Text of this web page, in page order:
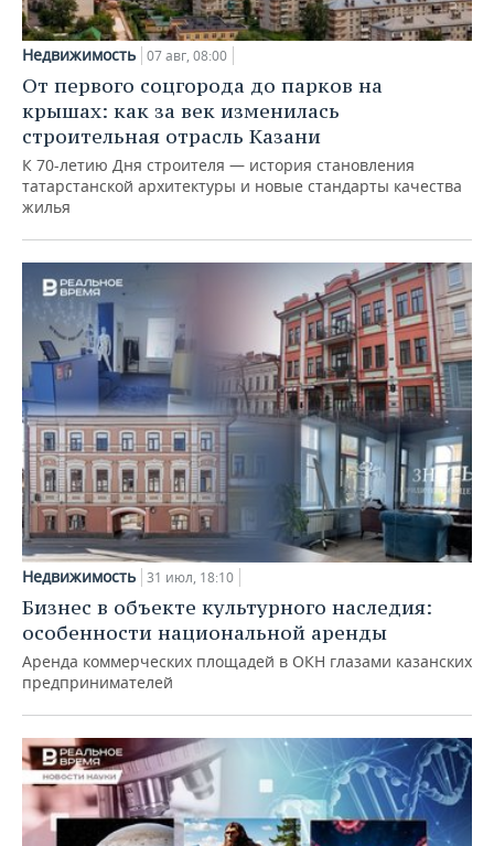
Недвижимость 07 авг, 08:00
От первого соцгорода до парков на
крышах: как за век изменилась
строительная отрасль Казани
К 70-летию Дня строителя — история становления
татарстанской архитектуры и новые стандарты качества
жилья
Недвижимость 31 июл, 18:10
Бизнес в объекте культурного наследия:
особенности национальной аренды
Аренда коммерческих площадей в ОКН глазами казанских
предпринимателей